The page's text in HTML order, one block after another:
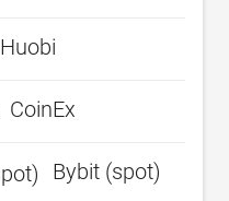
Huobi
CoinEx
Bybit (spot)